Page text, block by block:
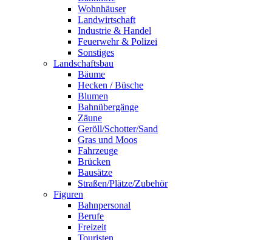
Wohnhäuser
Landwirtschaft
Industrie & Handel
Feuerwehr & Polizei
Sonstiges
Landschaftsbau
Bäume
Hecken / Büsche
Blumen
Bahnübergänge
Zäune
Geröll/Schotter/Sand
Gras und Moos
Fahrzeuge
Brücken
Bausätze
Straßen/Plätze/Zubehör
Figuren
Bahnpersonal
Berufe
Freizeit
Touristen